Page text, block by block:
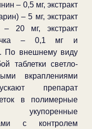
– 0,5 мг, экстракт
– 5 мг, экстракт
– 20 мг, экстракт
– 0,1 мг и
По внешнему виду
таблетки светло-
вкраплениями
препарат
в полимерные
укупоренные
с контролем